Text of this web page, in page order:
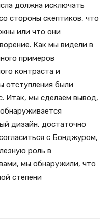
должна исключать
стороны скептиков, что
или что они
Как мы видели в
примеров
контраста и
отступления были
Итак, мы сделаем вывод,
дизайн, достаточно
с Бонджуром,
роль в
мы обнаружили, что
степени